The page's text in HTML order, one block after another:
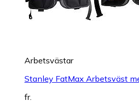
Arbetsvästar
Stanley FatMax Arbetsväst
fr.